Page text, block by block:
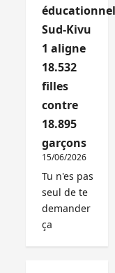
Sud-Kivu
1 aligne
18.532
filles
contre
18.895
garçons
15/06/2026
Tu n'es pas
seul de te
demander
ça